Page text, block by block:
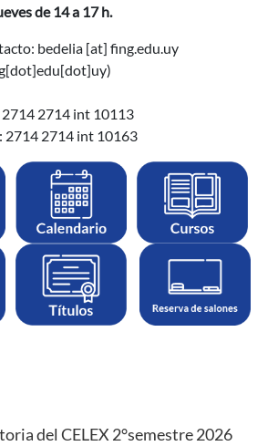
de 14 a 17 h.
bedelia [at] fing.edu.uy
2714 int 10113
2714 2714 int 10163
del CELEX 2°semestre 2026